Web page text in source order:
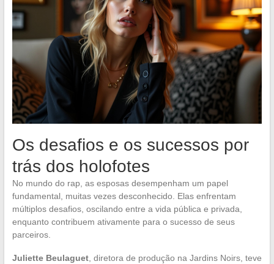
Os desafios e os sucessos por
trás dos holofotes
No mundo do rap, as esposas desempenham um papel
fundamental, muitas vezes desconhecido. Elas enfrentam
múltiplos desafios, oscilando entre a vida pública e privada,
enquanto contribuem ativamente para o sucesso de seus
parceiros.
Juliette Beulaguet, diretora de produção na Jardins Noirs, teve